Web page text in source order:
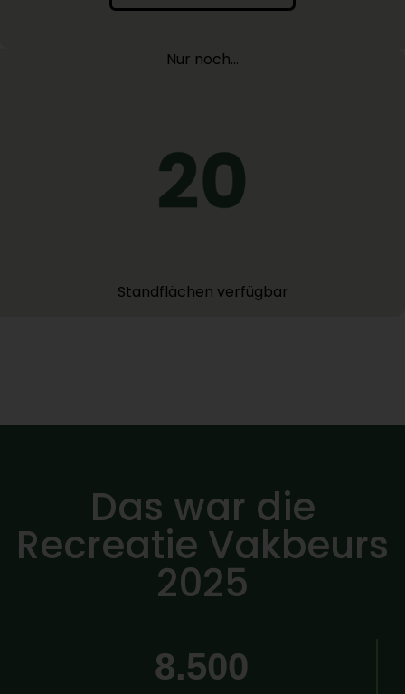
Nur noch…
Standflächen verfügbar
Das war die
Recreatie Vakbeurs
2025
8.500